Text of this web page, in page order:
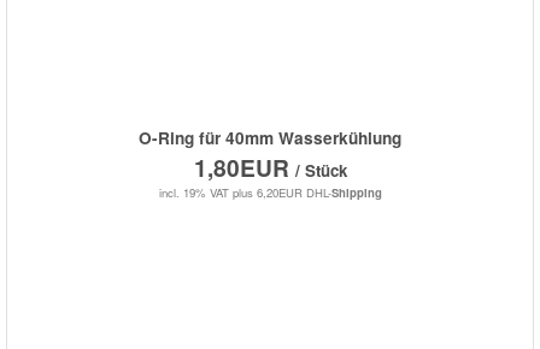
O-Ring für 40mm Wasserkühlung
1,80EUR / Stück
incl. 19% VAT plus 6,20EUR DHL-Shipping